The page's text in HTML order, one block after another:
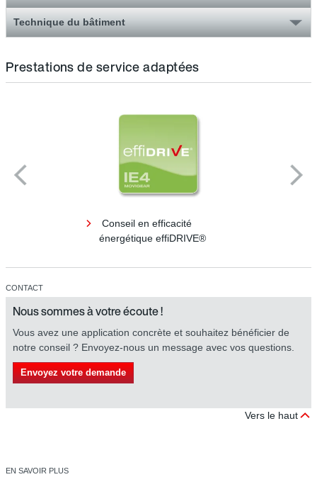
Technique du bâtiment
Prestations de service adaptées
Conseil en efficacité
énergétique effiDRIVE®
CONTACT
Nous sommes à votre écoute !
Vous avez une application concrète et souhaitez bénéficier de
notre conseil ? Envoyez-nous un message avec vos questions.
Envoyez votre demande
Vers le haut
EN SAVOIR PLUS